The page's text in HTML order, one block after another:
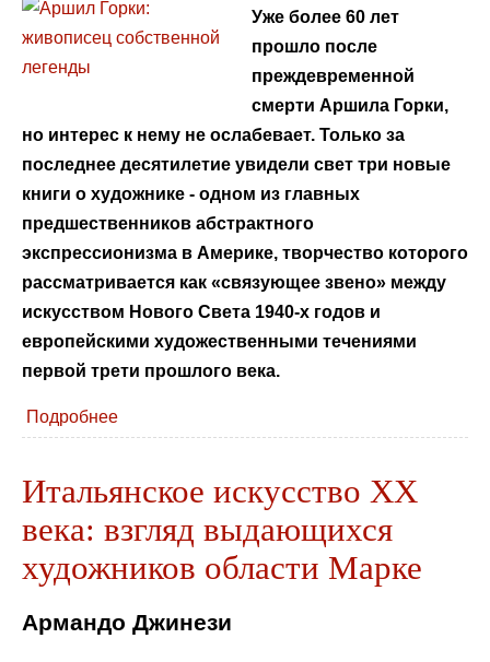
Уже более 60 лет
прошло после
преждевременной
смерти Аршила Горки,
но интерес к нему не ослабевает. Только за
последнее десятилетие увидели свет три новые
книги о художнике - одном из главных
предшественников абстрактного
экспрессионизма в Америке, творчество которого
рассматривается как «связующее звено» между
искусством Нового Света 1940-х годов и
европейскими художественными течениями
первой трети прошлого века.
Подробнее
Итальянское искусство ХХ
века: взгляд выдающихся
художников области Марке
Армандо Джинези